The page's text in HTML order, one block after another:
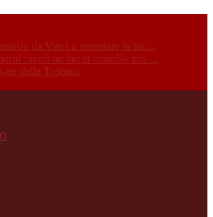
da Vinci a inventare la bic...
: droit au but et contrôle très ...
della Toscana